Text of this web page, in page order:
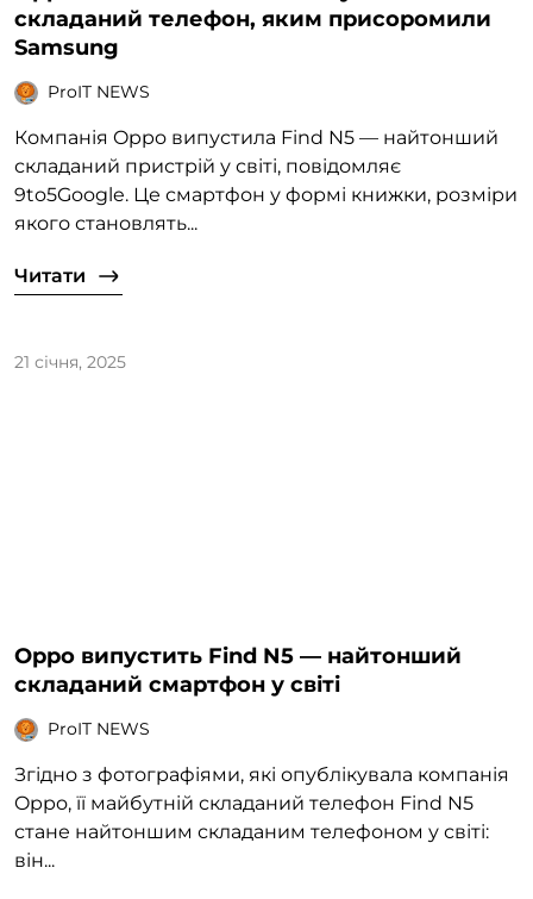
складаний телефон, яким присоромили
Samsung
ProIT NEWS
Компанія Oppo випустила Find N5 — найтонший
складаний пристрій у світі, повідомляє
9to5Google. Це смартфон у формі книжки, розміри
якого становлять...
Читати
21 січня, 2025
Oppo випустить Find N5 — найтонший
складаний смартфон у світі
ProIT NEWS
Згідно з фотографіями, які опублікувала компанія
Oppo, її майбутній складаний телефон Find N5
стане найтоншим складаним телефоном у світі:
він...